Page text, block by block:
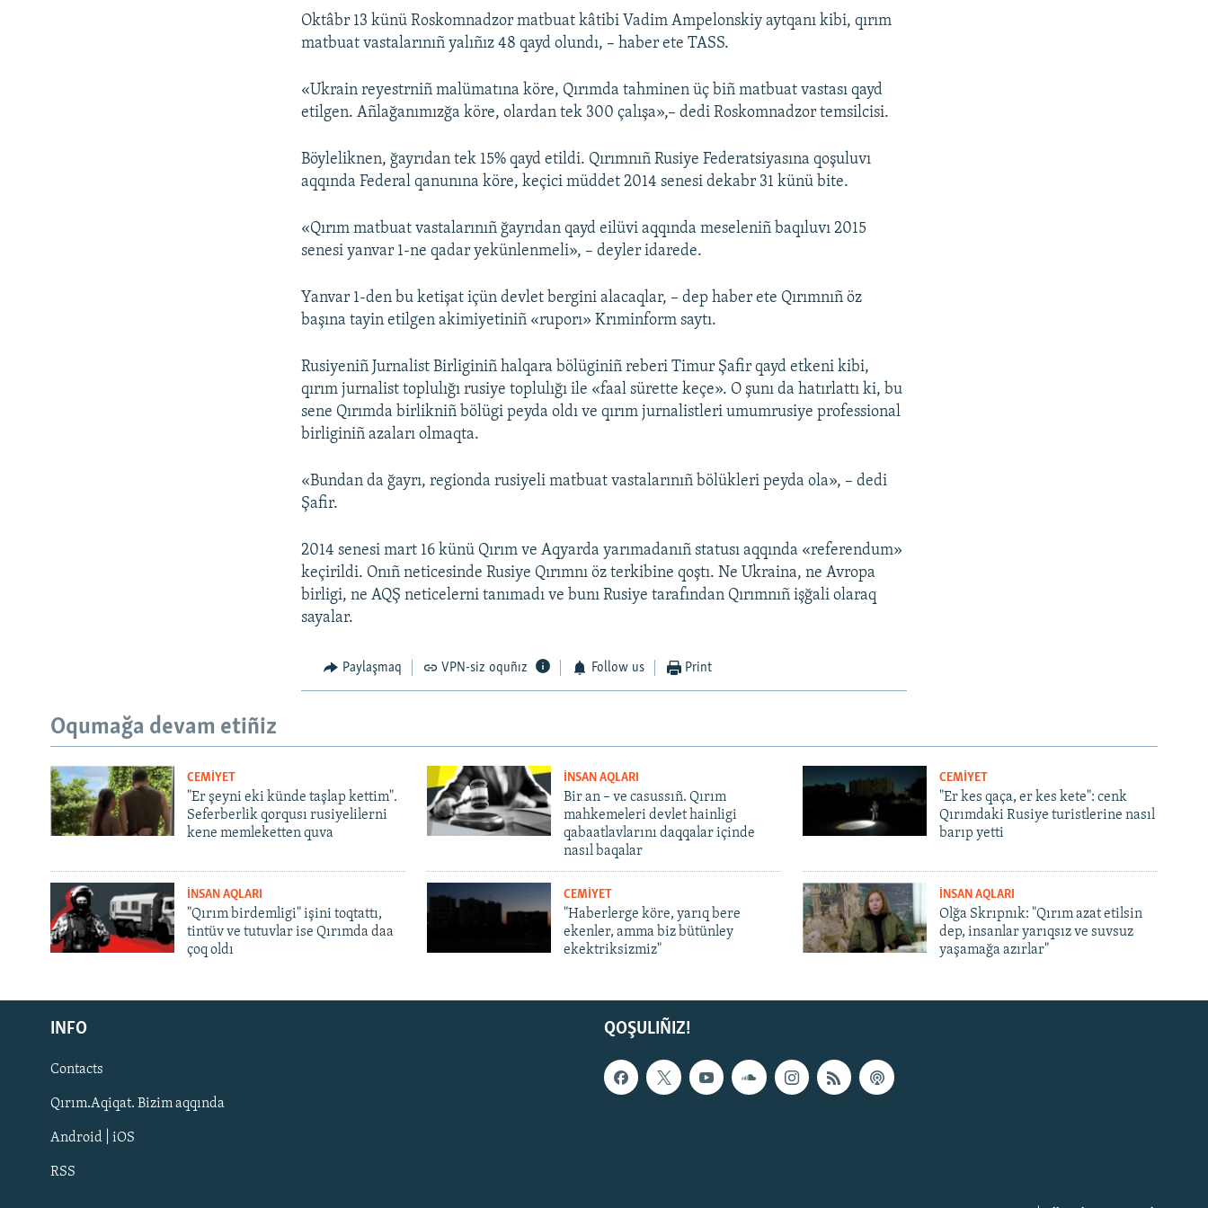
Русский
Українською
QOŞULIÑIZ!
Oktâbr 13 künü Roskomnadzor matbuat kâtibi Vadim Ampelonskiy aytqanı kibi, qırım
matbuat vastalarınıñ yalıñız 48 qayd olundı, – haber ete TASS.
«Ukrain reyestrniñ malümatına köre, Qırımda tahminen üç biñ matbuat vastası qayd
etilgen. Añlağanımızğa köre, olardan tek 300 çalışa»,– dedi Roskomnadzor temsilcisi.
Böyleliknen, ğayrıdan tek 15% qayd etildi. Qırımnıñ Rusiye Federatsiyasına qoşuluvı
aqqında Federal qanunına köre, keçici müddet 2014 senesi dekabr 31 künü bite.
«Qırım matbuat vastalarınıñ ğayrıdan qayd eilüvi aqqında meseleniñ baqıluvı 2015
senesi yanvar 1-ne qadar yekünlenmeli», – deyler idarede.
Yanvar 1-den bu ketişat içün devlet bergini alacaqlar, – dep haber ete Qırımnıñ öz
başına tayin etilgen akimiyetiniñ «ruporı» Krıminform saytı.
Rusiyeniñ Jurnalist Birliginiñ halqara bölüginiñ reberi Timur Şafir qayd etkeni kibi,
qırım jurnalist toplulığı rusiye toplulığı ile «faal sürette keçe». O şunı da hatırlattı ki, bu
sene Qırımda birlikniñ bölügi peyda oldı ve qırım jurnalistleri umumrusiye professional
birliginiñ azaları olmaqta.
«Bundan da ğayrı, regionda rusiyeli matbuat vastalarınıñ bölükleri peyda ola», – dedi
Şafir.
2014 senesi mart 16 künü Qırım ve Aqyarda yarımadanıñ statusı aqqında «referendum»
keçirildi. Onıñ neticesinde Rusiye Qırımnı öz terkibine qoştı. Ne Ukraina, ne Avropa
birligi, ne AQŞ neticelerni tanımadı ve bunı Rusiye tarafından Qırımnıñ işğali olaraq
sayalar.
Paylaşmaq VPN-siz oquñız Follow us Print
Oqumağa devam etiñiz
CEMİYET
"Er şeyni eki künde taşlap kettim".
Seferberlik qorqusı rusiyelilerni
kene memleketten quva
İNSAN AQLARI
Bir an – ve casussıñ. Qırım
mahkemeleri devlet hainligi
qabaatlavlarını daqqalar içinde
nasıl baqalar
CEMİYET
"Er kes qaça, er kes kete": cenk
Qırımdaki Rusiye turistlerine nasıl
barıp yetti
İNSAN AQLARI
"Qırım birdemligi" işini toqtattı,
tintüv ve tutuvlar ise Qırımda daa
çoq oldı
CEMİYET
"Haberlerge köre, yarıq bere
ekenler, amma biz bütünley
ekektriksizmiz"
İNSAN AQLARI
Olğa Skrıpnık: "Qırım azat etilsin
dep, insanlar yarıqsız ve suvsuz
yaşamağa azırlar"
QOŞULIÑIZ!
INFO
Contacts
Qırım.Aqiqat. Bizim aqqında
Android | iOS
RSS